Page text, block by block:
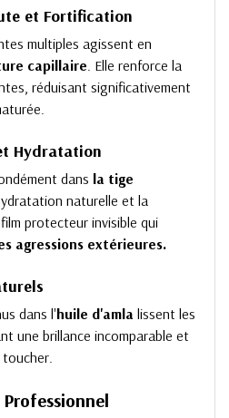
et Fortification
multiples agissent en
capillaire . Elle renforce la
réduisant significativement
Hydratation
dans la tige
naturelle et la
protecteur invisible qui
agressions extérieures.
dans l'huile d'amla lissent les
une brillance incomparable et